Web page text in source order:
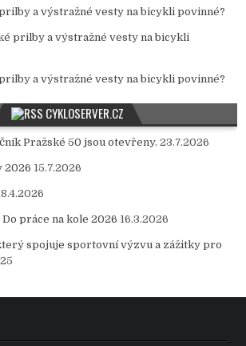
a výstražné vesty na bicykli povinné?
prilby a výstražné vesty na bicykli
a výstražné vesty na bicykli povinné?
CYKLOSERVER.CZ
Pražské 50 jsou otevřeny. 23.7.2026
2026 15.7.2026
práce na kole 2026 16.3.2026
spojuje sportovní výzvu a zážitky pro